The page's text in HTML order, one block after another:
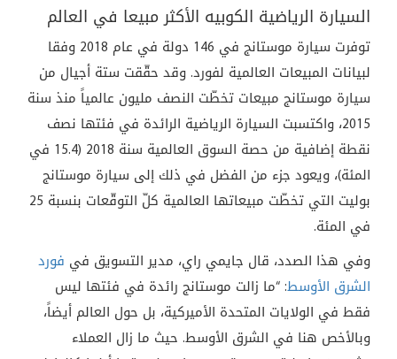
السيارة الرياضية الكوبيه الأكثر مبيعا في العالم
توفرت سيارة موستانج في 146 دولة في عام 2018 وفقا
لبيانات المبيعات العالمية لفورد. وقد حقّقت ستة أجيال من
سيارة موستانج مبيعات تخطّت النصف مليون عالمياً منذ سنة
2015، واكتسبت السيارة الرياضية الرائدة في فئتها نصف
نقطة إضافية من حصة السوق العالمية سنة 2018 (15.4 في
المئة)، ويعود جزء من الفضل في ذلك إلى سيارة موستانج
بوليت التي تخطّت مبيعاتها العالمية كلّ التوقّعات بنسبة 25
في المئة.
وفي هذا الصدد، قال جايمي راي، مدير التسويق في فورد
الشرق الأوسط: “ما زالت موستانج رائدة في فئتها ليس
فقط في الولايات المتحدة الأميركية، بل حول العالم أيضاً،
وبالأخص هنا في الشرق الأوسط. حيث ما زال العملاء